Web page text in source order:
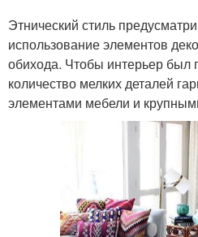
Этнический стиль
использование элементов
обихода. Чтобы интерьер был
количество мелких деталей
элементами мебели и